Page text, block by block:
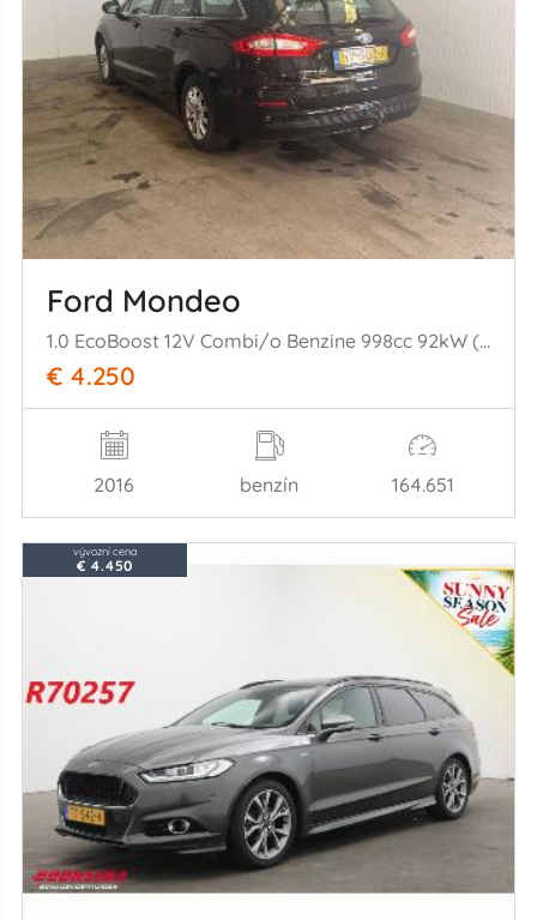
Ford Mondeo
1.0 EcoBoost 12V Combi/o Benzine 998cc 92kW (125pk) FWD
€ 4.250
2016 benzín 164.651
vývozní cena
€ 4.450